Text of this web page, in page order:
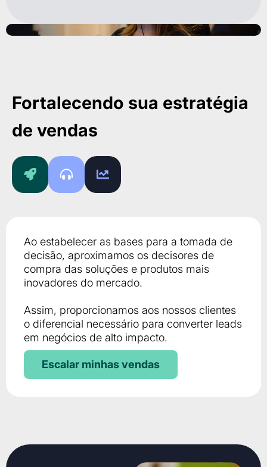
Fortalecendo sua estratégia
de vendas
Ao estabelecer as bases para a tomada de
decisão, aproximamos os decisores de
compra das soluções e produtos mais
inovadores do mercado.
Assim, proporcionamos aos nossos clientes
o diferencial necessário para converter leads
em negócios de alto impacto.
Escalar minhas vendas